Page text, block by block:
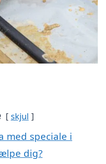
skjul
med speciale i
dig?